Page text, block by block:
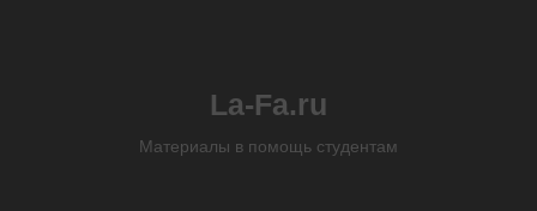
La-Fa.ru
Материалы в помощь студентам